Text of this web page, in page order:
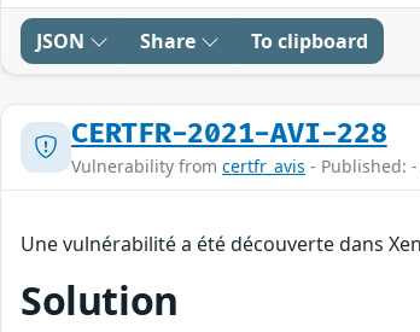
JSON Share To clipboard
CERTFR-2021-AVI-228
Vulnerability from certfr_avis - Published:
Une vulnérabilité a été découverte dans
Solution